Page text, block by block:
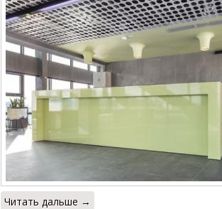
Читать дальше →